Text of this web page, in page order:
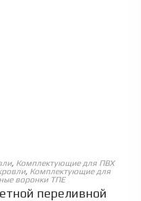
, Комплектующие для ПВХ
, Комплектующие для
воронки ТПЕ
переливной